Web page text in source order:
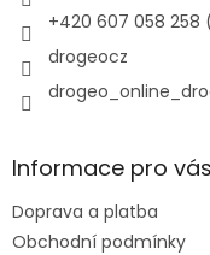
+420 607 058 258
drogeocz
Informace pro vás
Doprava a platba
Obchodní podmínky